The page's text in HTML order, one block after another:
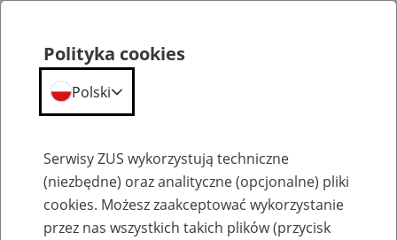
Kalendarium
Polityka cookies
Polski
Serwisy ZUS wykorzystują techniczne
(niezbędne) oraz analityczne (opcjonalne) pliki
cookies. Możesz zaakceptować wykorzystanie
przez nas wszystkich takich plików (przycisk